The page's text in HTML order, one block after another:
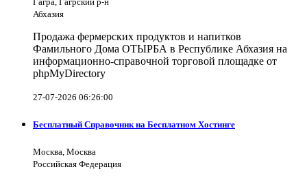
Абхазия
Продажа фермерских продуктов и напитков
Фамильного Дома ОТЫРБА в Республике Абхазия на
информационно-справочной торговой площадке от
phpMyDirectory
27-07-2026 06:26:00
Бесплатный Справочник на Бесплатном Хостинге
Москва, Москва
Российская Федерация